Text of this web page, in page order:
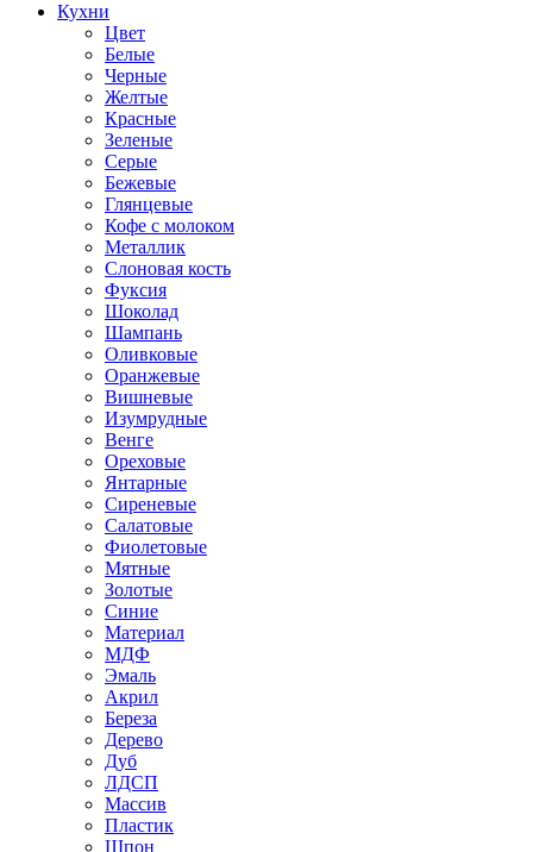
Кухни
Цвет
Белые
Черные
Желтые
Красные
Зеленые
Серые
Бежевые
Глянцевые
Кофе с молоком
Металлик
Слоновая кость
Фуксия
Шоколад
Шампань
Оливковые
Оранжевые
Вишневые
Изумрудные
Венге
Ореховые
Янтарные
Сиреневые
Салатовые
Фиолетовые
Мятные
Золотые
Синие
Материал
МДФ
Эмаль
Акрил
Береза
Дерево
Дуб
ЛДСП
Массив
Пластик
Шпон